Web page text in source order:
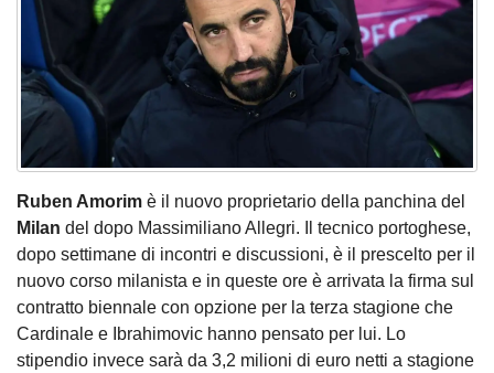
Ruben Amorim è il nuovo proprietario della panchina del
Milan del dopo Massimiliano Allegri. Il tecnico portoghese,
dopo settimane di incontri e discussioni, è il prescelto per il
nuovo corso milanista e in queste ore è arrivata la firma sul
contratto biennale con opzione per la terza stagione che
Cardinale e Ibrahimovic hanno pensato per lui. Lo
stipendio invece sarà da 3,2 milioni di euro netti a stagione